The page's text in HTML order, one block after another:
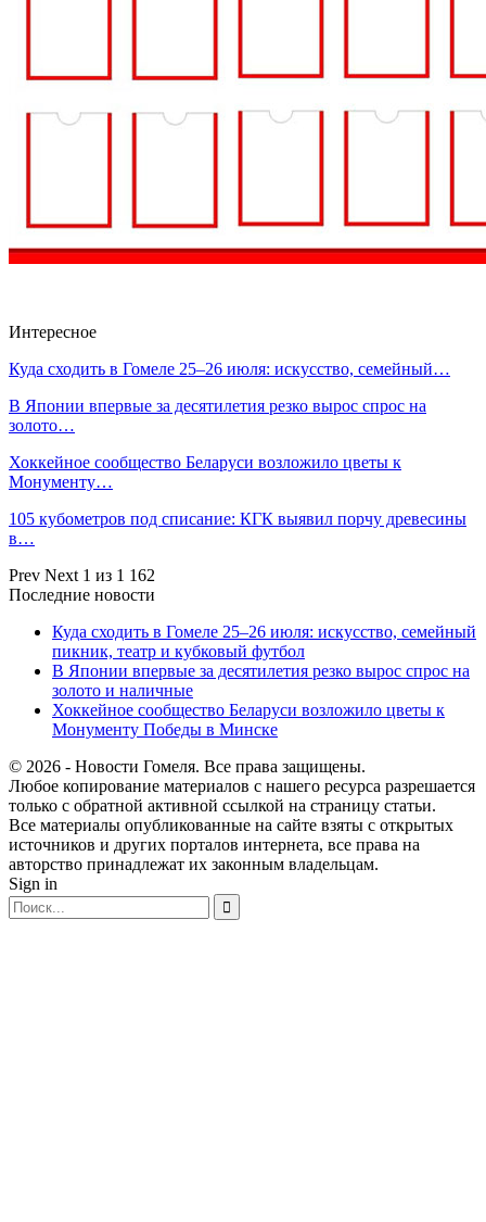
Интересное
Куда сходить в Гомеле 25–26 июля: искусство, семейный…
В Японии впервые за десятилетия резко вырос спрос на
золото…
Хоккейное сообщество Беларуси возложило цветы к
Монументу…
105 кубометров под списание: КГК выявил порчу древесины
в…
Prev Next 1 из 1 162
Последние новости
Куда сходить в Гомеле 25–26 июля: искусство, семейный
пикник, театр и кубковый футбол
В Японии впервые за десятилетия резко вырос спрос на
золото и наличные
Хоккейное сообщество Беларуси возложило цветы к
Монументу Победы в Минске
© 2026 - Новости Гомеля. Все права защищены.
Любое копирование материалов с нашего ресурса разрешается
только с обратной активной ссылкой на страницу статьи.
Все материалы опубликованные на сайте взяты с открытых
источников и других порталов интернета, все права на
авторство принадлежат их законным владельцам.
Sign in